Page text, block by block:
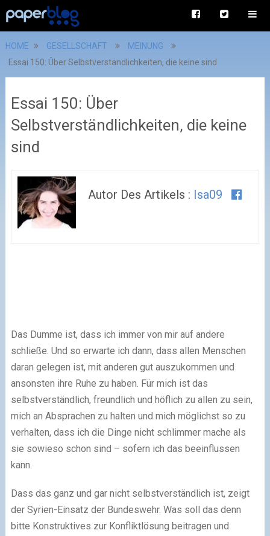
HOME GESELLSCHAFT
MEINUNG
Essai 150: Über Selbstverständlichkeiten, die keine sind
Essai 150: Über
Selbstverständlichkeiten, die keine
sind
Autor Des Artikels : Isa09
Das Dumme ist, dass ich immer von mir auf andere
schließe. Und so erwarte ich dann, dass allen Menschen
daran gelegen ist, mit anderen gut auszukommen und
ansonsten ihre Ruhe zu haben. Für mich ist das
selbstverständlich, freundlich und höflich zu allen zu sein,
mich an Absprachen zu halten und mich möglichst so zu
verhalten, dass ich die Dinge nicht schlimmer mache als
sie sowieso schon sind – sofern ich das beeinflussen
kann.
Dass das ganz und gar nicht selbstverständlich ist, zeigt
der Syrien-Einsatz der Bundeswehr. Was soll das denn
bitte Konstruktives zur Konfliktlösung beitragen und